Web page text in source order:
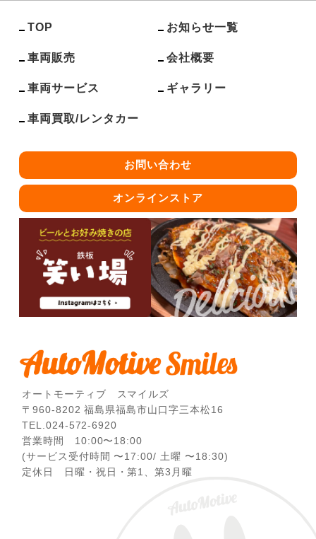
オートモーティブ スマイルズ
〒960-8202 福島県福島市山口字三本松16
TEL.024-572-6920
営業時間 10:00〜18:00
(サービス受付時間 〜17:00/ 土曜 〜18:30)
定休日 日曜・祝日・第1、第3月曜
TOP お知らせ一覧
車両販売 会社概要
車両サービス ギャラリー
車両買取/レンタカー
お問い合わせ
オンラインストア